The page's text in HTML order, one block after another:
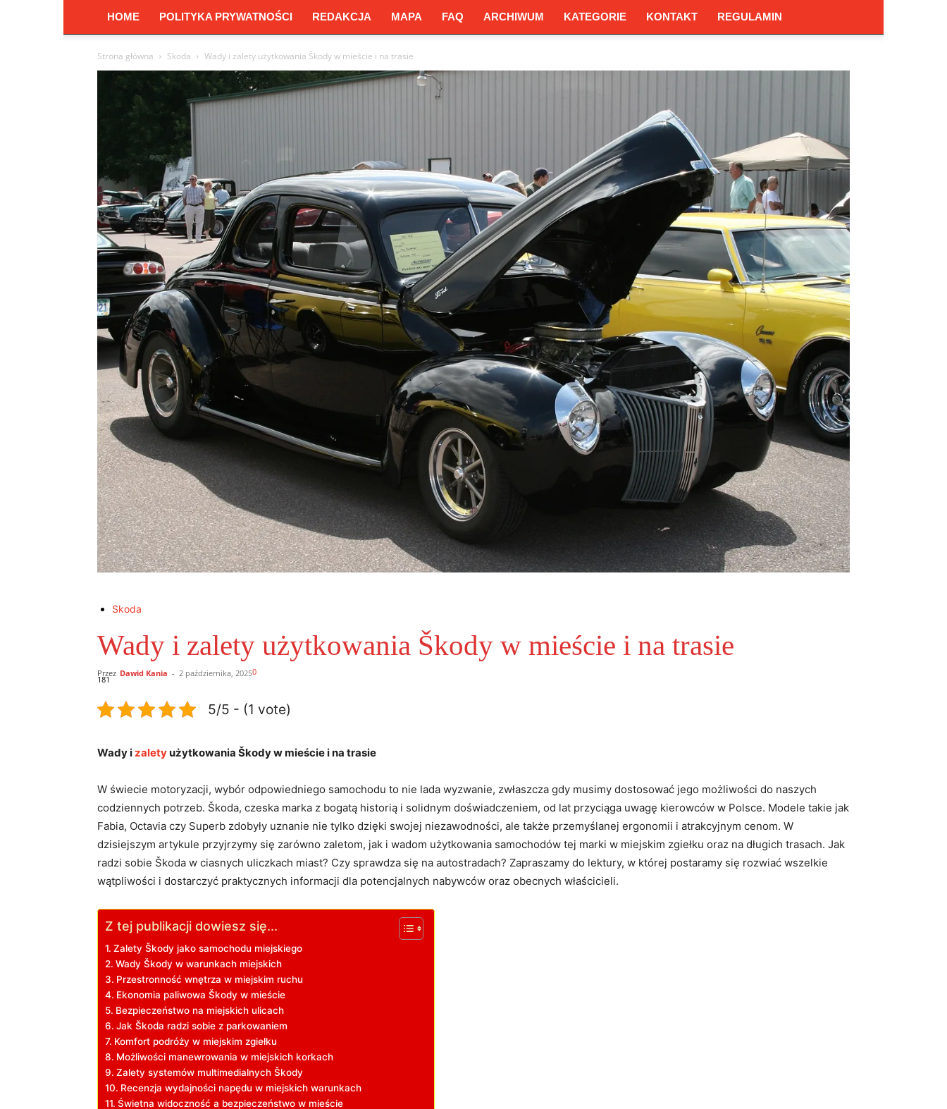
HOME POLITYKA PRYWATNOŚCI REDAKCJA MAPA FAQ ARCHIWUM KATEGORIE KONTAKT REGULAMIN
Strona główna Skoda Wady i zalety użytkowania Škody w mieście i na trasie
Skoda
Wady i zalety użytkowania Škody w mieście i na trasie
Przez Dawid Kania - 2 października, 20250
181
5/5 - (1 vote)
Wady i zaletyużytkowania Škody w mieście i na trasie
W świecie motoryzacji, wybór odpowiedniego samochodu to nie lada wyzwanie, zwłaszcza gdy musimy dostosować jego możliwości do naszych
codziennych potrzeb. Škoda, czeska marka z bogatą historią i solidnym doświadczeniem, od lat przyciąga uwagę kierowców w Polsce. Modele takie jak
Fabia, Octavia czy Superb zdobyły uznanie nie tylko dzięki swojej niezawodności, ale także przemyślanej ergonomii i atrakcyjnym cenom. W
dzisiejszym artykule przyjrzymy się zarówno zaletom, jak i wadom użytkowania samochodów tej marki w miejskim zgiełku oraz na długich trasach. Jak
radzi sobie Škoda w ciasnych uliczkach miast? Czy sprawdza się na autostradach? Zapraszamy do lektury, w której postaramy się rozwiać wszelkie
wątpliwości i dostarczyć praktycznych informacji dla potencjalnych nabywców oraz obecnych właścicieli.
Z tej publikacji dowiesz się...
Zalety Škody jako samochodu miejskiego
Wady Škody w warunkach miejskich
Przestronność wnętrza w miejskim ruchu
Ekonomia paliwowa Škody w mieście
Bezpieczeństwo na miejskich ulicach
Jak Škoda radzi sobie z parkowaniem
Komfort podróży w miejskim zgiełku
Możliwości manewrowania w miejskich korkach
Zalety systemów multimedialnych Škody
Recenzja wydajności napędu w miejskich warunkach
Świetna widoczność a bezpieczeństwo w mieście